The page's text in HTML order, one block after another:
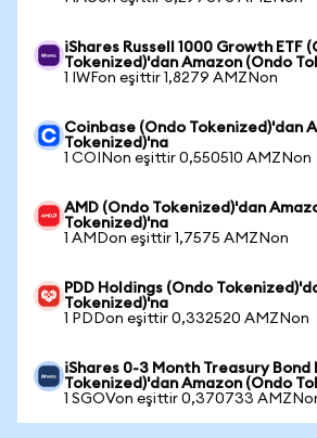
iShares Russell 1000 Growth ETF
Tokenized)'dan Amazon (Ondo
1 IWFon eşittir 1,8279 AMZNon
Coinbase (Ondo Tokenized)'dan
Tokenized)'na
1 COINon eşittir 0,550510 AMZNon
AMD (Ondo Tokenized)'dan
Tokenized)'na
1 AMDon eşittir 1,7575 AMZNon
PDD Holdings (Ondo
Tokenized)'na
1 PDDon eşittir 0,332520 AMZNon
iShares 0-3 Month Treasury Bond
Tokenized)'dan Amazon (Ondo
1 SGOVon eşittir 0,370733